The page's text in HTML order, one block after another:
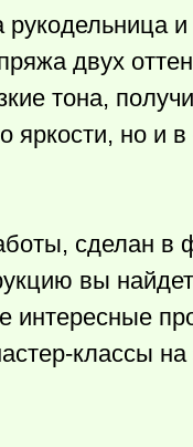
рукодельница
двух
тона,
яркости, но и в
сделан в
вы
классы на